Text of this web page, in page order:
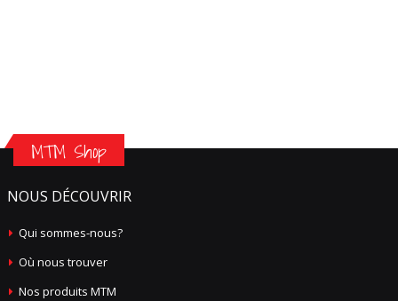
MTM Shop
NOUS DÉCOUVRIR
Qui sommes-nous?
Où nous trouver
Nos produits MTM